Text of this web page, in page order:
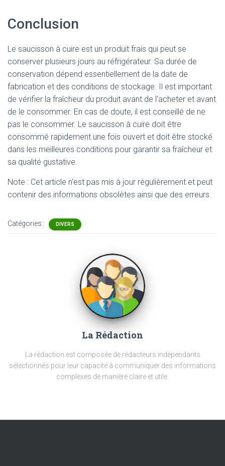
Conclusion
Le saucisson à cuire est un produit frais qui peut se
conserver plusieurs jours au réfrigérateur. Sa durée de
conservation dépend essentiellement de la date de
fabrication et des conditions de stockage. Il est important
de vérifier la fraîcheur du produit avant de l’acheter et avant
de le consommer. En cas de doute, il est conseillé de ne
pas le consommer. Le saucisson à cuire doit être
consommé rapidement une fois ouvert et doit être stocké
dans les meilleures conditions pour garantir sa fraîcheur et
sa qualité gustative.
Note : Cet article n'est pas mis à jour régulièrement et peut
contenir des informations obsolètes ainsi que des erreurs.
Catégories : DIVERS
La Rédaction
La rédaction est composée de rédacteurs indépendants
sélectionnés pour leur capacité à communiquer des informations
complexes de manière claire et utile.